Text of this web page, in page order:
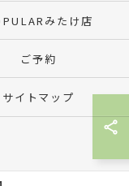
みたけ店
ご予約
サイトマップ